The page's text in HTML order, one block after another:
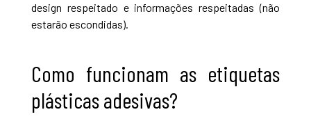
design respeitado e informações respeitadas (não
estarão escondidas).
Como funcionam as etiquetas
plásticas adesivas?